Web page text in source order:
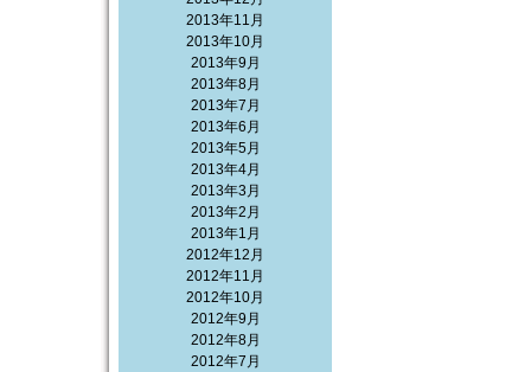
2013年11月
2013年10月
2013年9月
2013年8月
2013年7月
2013年6月
2013年5月
2013年4月
2013年3月
2013年2月
2013年1月
2012年12月
2012年11月
2012年10月
2012年9月
2012年8月
2012年7月